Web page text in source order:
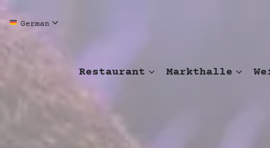
Restaurant Markthalle
German